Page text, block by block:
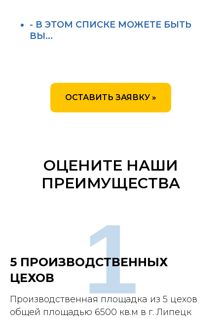
- В ЭТОМ СПИСКЕ МОЖЕТЕ БЫТЬ
ВЫ...
ОСТАВИТЬ ЗАЯВКУ »
ОЦЕНИТЕ НАШИ
ПРЕИМУЩЕСТВА
5 ПРОИЗВОДСТВЕННЫХ
ЦЕХОВ
Производственная площадка из 5 цехов
общей площадью 6500 кв.м в г. Липецк
1